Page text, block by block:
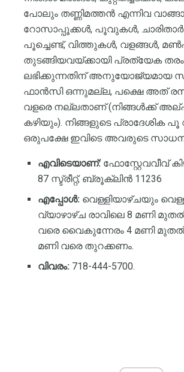
പോലും തണ്ണിമത്തൻ എന്നിവ
റോസാപ്പൂക്കൾ, പൂവുകൾ,
പൂച്ചെണ്ട്, വിത്തുകൾ, വളങ്ങൾ,
തുടങ്ങിയവയ്ക്കായി പ്രത്യേക
ലഭിക്കുന്നതിന് അനുയോജ്യമായ
ഫാൻസി ഒന്നുമല്ല, പക്ഷെ അത്
വളരെ നല്ലതാണ് (നിങ്ങൾക്ക്
കഴിയും). നിങ്ങളുടെ പ്രാദേശിക പൂ
ഒരുപക്ഷേ ഇവിടെ അവരുടെ
എവിടെയാണ്: ഫോസ്റ്റേവവീവ്
87 സ്ട്രീറ്റ്, ബ്രൂക്ലിൻ 11236
എപ്പോൾ: വെള്ളിയാഴ്ചയും
വ്യാഴാഴ്ച രാവിലെ 8 മണി
വരെ വൈകുന്നേരം 4 മണി
മണി വരെ തുറക്കണം.
വിവരം: 718-444-5700.